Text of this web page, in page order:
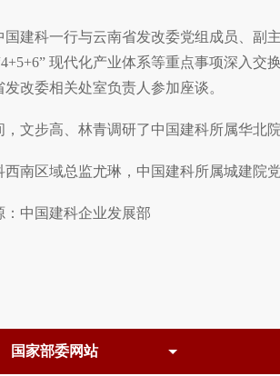
科一行与云南省发改委党组成员、副主
现代化产业体系等重点事项深入
改委相关处室负责人参加座谈。
，文步高、林青调研了中国建科所属华北
区域总监尤琳，中国建科所属城建院党
中国建科企业发展部